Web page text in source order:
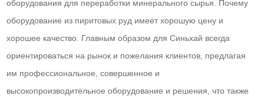
оборудования для переработки минерального сырья. Почему
оборудование из пиритовых руд имеет хорошую цену и
хорошее качество. Главным образом для Синьхай всегда
ориентироваться на рынок и пожелания клиентов, предлагая
им профессиональное, совершенное и
высокопроизводительное оборудование и решения, что также